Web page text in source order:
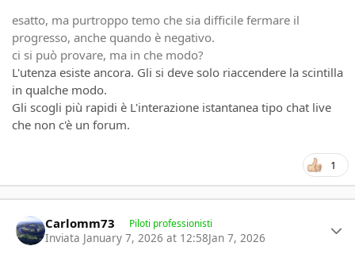
esatto, ma purtroppo temo che sia difficile fermare il
progresso, anche quando è negativo.
ci si può provare, ma in che modo?
L'utenza esiste ancora. Gli si deve solo riaccendere la scintilla
in qualche modo.
Gli scogli più rapidi è L'interazione istantanea tipo chat live
che non c'è un forum.
1
Carlomm73 Piloti professionisti
Inviata January 7, 2026 at 12:58Jan 7, 2026